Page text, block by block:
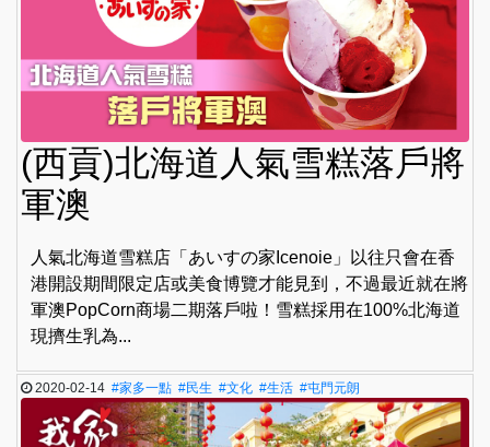
(西貢)北海道人氣雪糕落戶將
軍澳
人氣北海道雪糕店「あいすの家Icenoie」以往只會在香
港開設期間限定店或美食博覽才能見到，不過最近就在將
軍澳PopCorn商場二期落戶啦！雪糕採用在100%北海道
現擠生乳為...
2020-02-14#家多一點 #民生 #文化 #生活 #屯門元朗